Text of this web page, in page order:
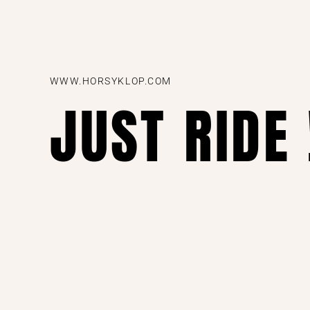
WWW.HORSYKLOP.COM
JUST